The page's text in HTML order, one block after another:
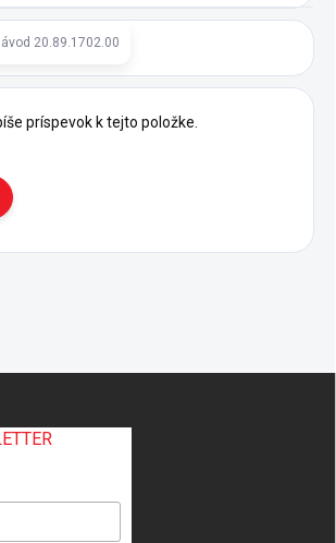
20.89.1702.00
príspevok k tejto položke.